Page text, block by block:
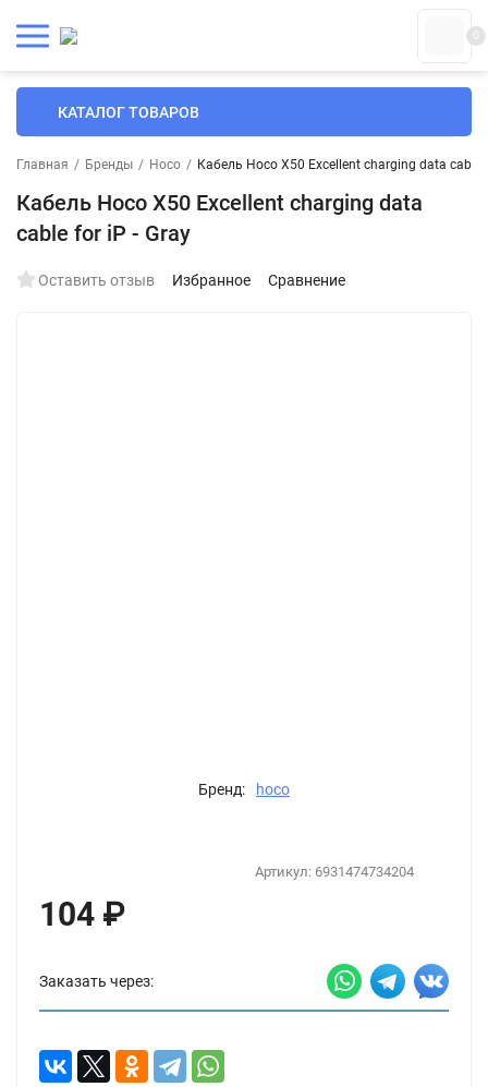
0
КАТАЛОГ ТОВАРОВ
Главная / Бренды / Hoco / Кабель Hoco X50 Excellent charging data cable
Кабель Hoco X50 Excellent charging data
cable for iP - Gray
Оставить отзыв Избранное Сравнение
Бренд: hoco
Артикул: 6931474734204
104 ₽
Заказать через: